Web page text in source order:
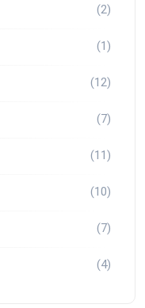
(2)
(1)
(12)
(7)
(11)
(10)
(7)
(4)